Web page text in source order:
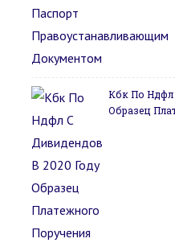
Кбк По Ндфл
Образец